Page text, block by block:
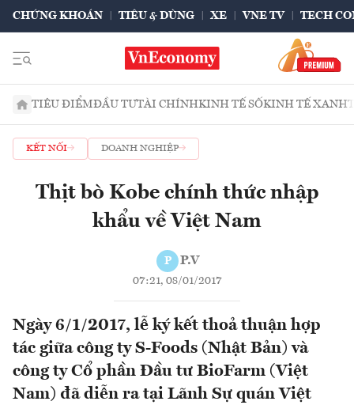
CHỨNG KHOÁN TIÊU & DÙNG XE VNE TV TECH
TIÊU ĐIỂMĐẦU TƯTÀI CHÍNHKINH TẾ SỐKINH TẾ XANH
KẾT NỐI DOANH NGHIỆP
Thịt bò Kobe chính thức nhập
khẩu về Việt Nam
P P.V
07:21, 08/01/2017
Ngày 6/1/2017, lễ ký kết thoả thuận hợp
tác giữa công ty S-Foods (Nhật Bản) và
công ty Cổ phần Đầu tư BioFarm (Việt
Nam) đã diễn ra tại Lãnh Sự quán Việt